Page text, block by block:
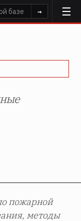
→
пожарной
методы